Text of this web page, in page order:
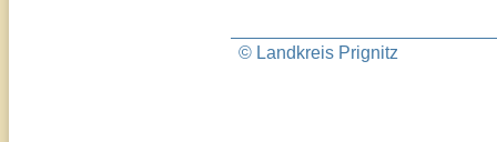
© Landkreis Prignitz